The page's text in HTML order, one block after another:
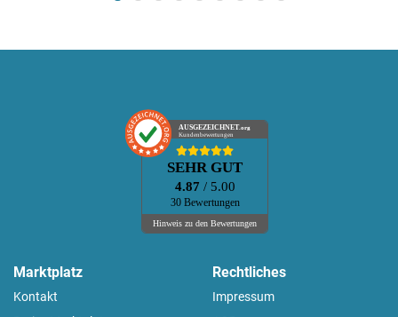
AUSGEZEICHNET.org
Kundenbewertungen
SEHR GUT
4.87 / 5.00
30 Bewertungen
Hinweis zu den Bewertungen
Marktplatz
Kontakt
Rechtliches
Impressum